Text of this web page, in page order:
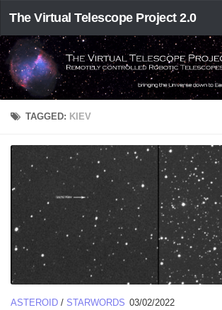
The Virtual Telescope Project 2.0
TAGGED: KIEV
ASTEROID / STARWORDS 03/02/2022